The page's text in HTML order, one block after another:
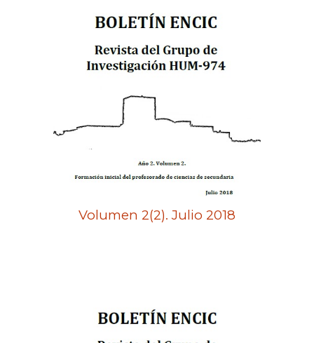
Volumen 2(2). Julio 2018